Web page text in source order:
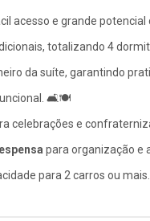
acesso e grande potencial
totalizando 4
da suíte, garantindo
🛋️🍽️
celebrações e
para organização e
para 2 carros ou